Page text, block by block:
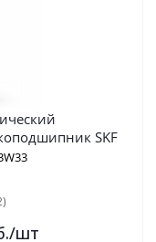
SKF
/шт